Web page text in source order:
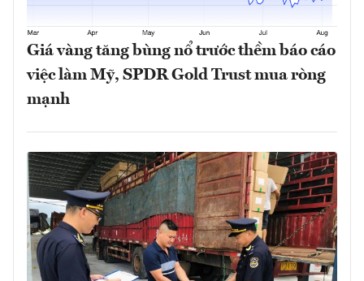
Giá vàng tăng bùng nổ trước thềm báo cáo
việc làm Mỹ, SPDR Gold Trust mua ròng
mạnh